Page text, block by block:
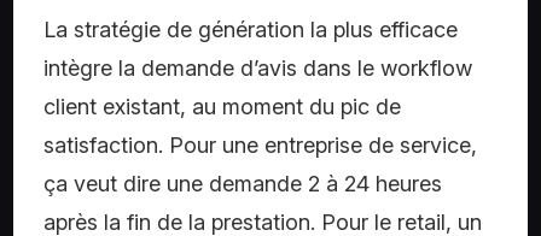
La stratégie de génération la plus efficace
intègre la demande d’avis dans le workflow
client existant, au moment du pic de
satisfaction. Pour une entreprise de service,
ça veut dire une demande 2 à 24 heures
après la fin de la prestation. Pour le retail, un